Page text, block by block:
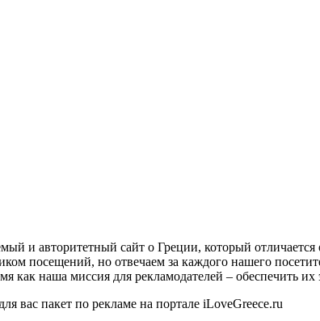
и авторитетный сайт о Греции, который
посещений, но отвечаем за каждого нашего
как наша миссия для рекламодателей – обеспечить
вас пакет по рекламе на портале iLoveGreece.ru